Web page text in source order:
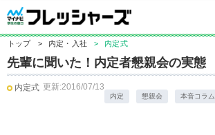
トップ > 内定・入社 > 内定式
先輩に聞いた！内定者懇親会の実態
内定式 更新:2016/07/13
内定 懇親会 本音コラム.